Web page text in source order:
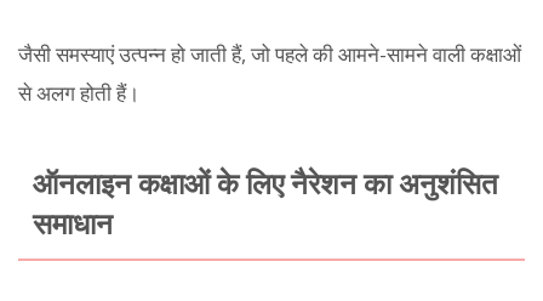
जैसी समस्याएं उत्पन्न हो जाती हैं, जो पहले की आमने-सामने वाली कक्षाओं
से अलग होती हैं।
ऑनलाइन कक्षाओं के लिए नैरेशन का अनुशंसित
समाधान